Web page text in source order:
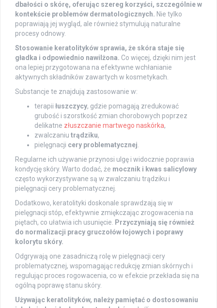
dbałości o skórę, oferując szereg korzyści, szczególnie w
kontekście problemów dermatologicznych. Nie tylko
poprawiają jej wygląd, ale również stymulują naturalne
procesy odnowy.
Stosowanie keratolityków sprawia, że skóra staje się
gładka i odpowiednio nawilżona. Co więcej, dzięki nim jest
ona lepiej przygotowana na efektywne wchłanianie
aktywnych składników zawartych w kosmetykach.
Substancje te znajdują zastosowanie w:
terapii łuszczycy, gdzie pomagają zredukować
grubość i szorstkość zmian chorobowych poprzez
delikatne złuszczanie martwego naskórka,
zwalczaniu trądziku,
pielęgnacji cery problematycznej.
Regularne ich używanie przynosi ulgę i widocznie poprawia
kondycję skóry. Warto dodać, że mocznik i kwas salicylowy
często wykorzystywane są w zwalczaniu trądziku i
pielęgnacji cery problematycznej.
Dodatkowo, keratolityki doskonale sprawdzają się w
pielęgnacji stóp, efektywnie zmiękczając zrogowacenia na
piętach, co ułatwia ich usunięcie. Przyczyniają się również
do normalizacji pracy gruczołów łojowych i poprawy
kolorytu skóry.
Odgrywają one zasadniczą rolę w pielęgnacji cery
problematycznej, wspomagając redukcję zmian skórnych i
regulując proces rogowacenia, co w efekcie przekłada się na
ogólną poprawę stanu skóry.
Używając keratolityków, należy pamiętać o dostosowaniu